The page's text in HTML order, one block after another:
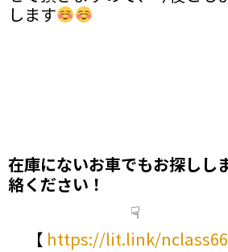
します
在庫にないお車でもお探しし
絡ください！
☟
【 https://lit.link/nclass66